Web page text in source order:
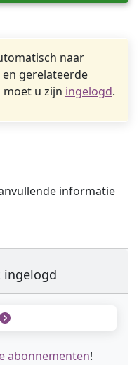
naar
gerelateerde
u zijn ingelogd.
informatie
ingelogd
abonnementen!